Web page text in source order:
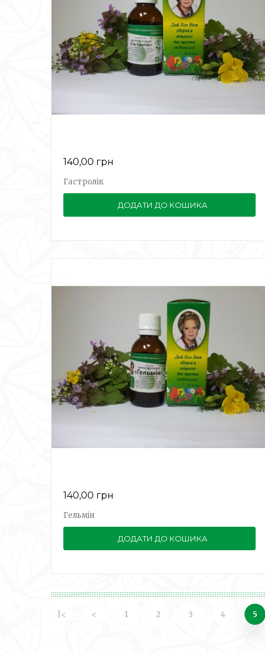
140,00 грн
Гастролік
ДОДАТИ ДО КОШИКА
140,00 грн
Гельмін
ДОДАТИ ДО КОШИКА
|< < 1 2 3 4 5